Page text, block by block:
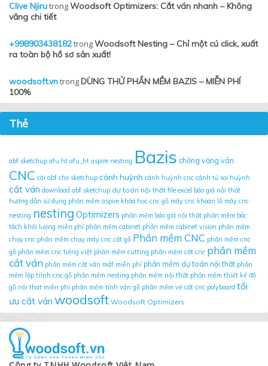
Clive NjirutrongWoodsoft Optimizers: Cắt ván nhanh – Không
văng chi tiết
+998903438182trongWoodsoft Nesting – Chỉ một cú click, xuất
ra toàn bộ hồ sơ sản xuất!
woodsoft.vntrongDÙNG THỬ PHẦN MỀM BAZIS – MIỄN PHÍ
100%
Thẻ
abf sketchup afu ht afu_ht aspire nesting Bazis chống văng ván
CNC cài abf cho sketchup cánh huỳnh cánh huỳnh cnc cánh tủ soi huỳnh
cắt ván download abf sketchup dự toán nội thất file excel báo giá nội thất
hướng dẫn sử dụng phần mềm aspire khóa học cnc gỗ máy cnc khoan lỗ máy cnc
nesting nesting Optimizers phần mềm báo giá nội thất phần mềm bóc
tách khối lượng miễn phí phần mềm cabinet phần mềm cabinet vision phần mềm
chạy cnc phần mềm chạy máy cnc cắt gỗ Phần mềm CNC phần mềm cnc
gỗ phần mềm cnc tiếng việt phần mềm cutting phần mềm cắt cnc phần mềm
cắt ván phần mềm cắt ván mdf miễn phí phần mềm dự toán nội thất phần
mềm lập trình cnc gỗ phần mềm nesting phần mềm nội thất phần mềm thiết kế đồ
gỗ nội that miễn phí phần mềm tính ván gỗ phần mềm vẽ cắt cnc polyboard tối
ưu cắt ván woodsoft Woodsoft Optimizers